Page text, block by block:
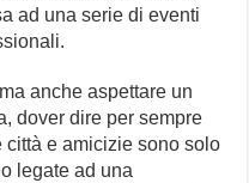
ad una serie di eventi
anche aspettare un
dover dire per sempre
e amicizie sono solo
legate ad una